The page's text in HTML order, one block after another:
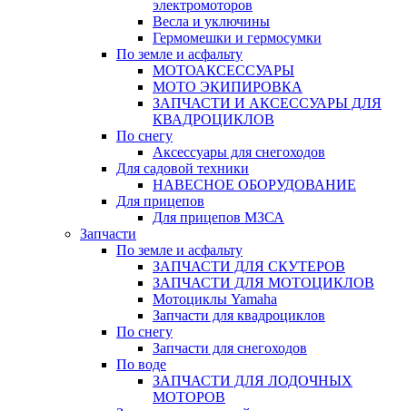
электромоторов
Весла и уключины
Гермомешки и гермосумки
По земле и асфальту
МОТОАКСЕССУАРЫ
МОТО ЭКИПИРОВКА
ЗАПЧАСТИ И АКСЕССУАРЫ ДЛЯ
КВАДРОЦИКЛОВ
По снегу
Аксессуары для снегоходов
Для садовой техники
НАВЕСНОЕ ОБОРУДОВАНИЕ
Для прицепов
Для прицепов МЗСА
Запчасти
По земле и асфальту
ЗАПЧАСТИ ДЛЯ СКУТЕРОВ
ЗАПЧАСТИ ДЛЯ МОТОЦИКЛОВ
Мотоциклы Yamaha
Запчасти для квадроциклов
По снегу
Запчасти для снегоходов
По воде
ЗАПЧАСТИ ДЛЯ ЛОДОЧНЫХ
МОТОРОВ